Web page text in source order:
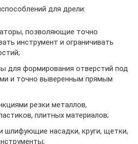
для дрели:
позволяющие точно
инструмент и ограничивать
для формирования отверстий под
и точно выверенным прямым
резки металлов,
плитных материалов;
шлифующие насадки, круги, щетки,